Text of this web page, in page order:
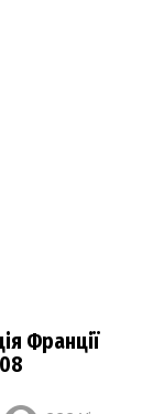
Франції